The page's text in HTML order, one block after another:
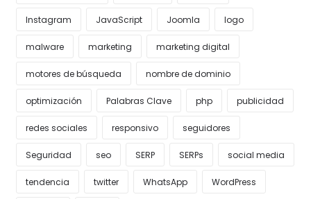
Instagram JavaScript Joomla logo
malware marketing marketing digital
motores de búsqueda nombre de dominio
optimización Palabras Clave php publicidad
redes sociales responsivo seguidores
Seguridad seo SERP SERPs social media
tendencia twitter WhatsApp WordPress